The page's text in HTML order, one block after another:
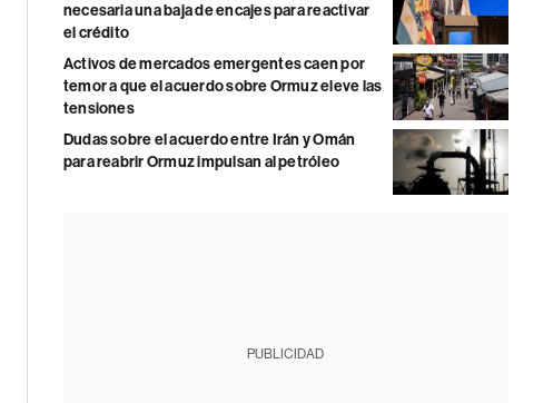
necesaria una baja de encajes para reactivar
el crédito
Activos de mercados emergentes caen por
temor a que el acuerdo sobre Ormuz eleve las
tensiones
Dudas sobre el acuerdo entre Irán y Omán
para reabrir Ormuz impulsan al petróleo
PUBLICIDAD